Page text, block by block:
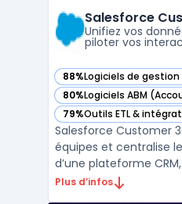
responsables de
Salesforce
Unifiez vos
piloter vos
88%Logiciels de
— voir Salesforce
80%Logiciels ABM
— voir Salesforce
79%Outils ETL &
— voir Salesforce
Salesforce Customer
équipes et centralise
d’une plateforme
gestion coordonnée
Plus d’infos